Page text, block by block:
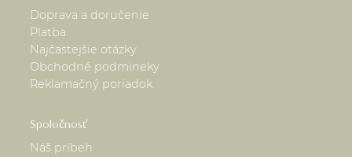
Doprava a doručenie
Platba
Najčastejšie otázky
Obchodné podmineky
Reklamačný poriadok
Spoločnosť
Náš príbeh